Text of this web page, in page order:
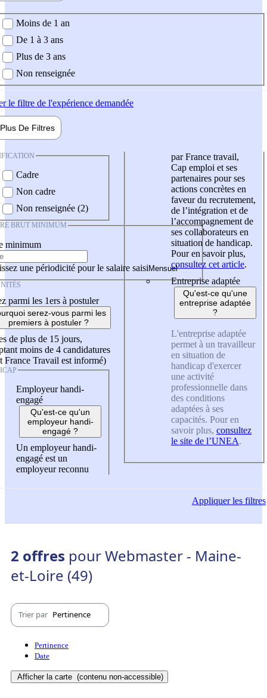
demandée
Moins de 1 an
De 1 à 3 ans
Plus de 3 ans
Non renseignée
le filtre de l'expérience demandée
Plus De Filtres
Cadre
Non cadre
Non renseignée (2)
BRUT MINIMUM
minimum
une périodicité pour le salaire saisi
parmi les 1ers à postuler
serez-vous parmi les
premiers à postuler ?
de plus de 15 jours,
moins de 4 candidatures
France Travail est informé)
Employeur handi-
engagé
Qu'est-ce qu'un
employeur handi-
engagé ?
Un employeur handi-
engagé est un
employeur reconnu
par France travail,
Cap emploi et ses
partenaires pour ses
actions concrètes en
faveur du recrutement,
de l’intégration et de
l’accompagnement de
ses collaborateurs en
situation de handicap.
Pour en savoir plus,
consultez cet article.
Entreprise adaptée
Qu'est-ce qu'une
entreprise adaptée
?
L'entreprise adaptée
permet à un travailleur
en situation de
handicap d'exercer
une activité
professionnelle dans
des conditions
adaptées à ses
capacités. Pour en
savoir plus, consultez
le site de l’UNEA.
Appliquerles filtres
2 offres pour Webmaster - Maine-
et-Loire (49)
Trier par Pertinence
Pertinence
Date
Afficher la carte (contenu non-accessible)